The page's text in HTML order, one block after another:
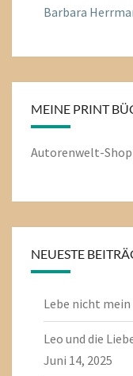
Barbara
MEINE PRINT
Autorenwelt-Shop
NEUESTE
Lebe nicht mein
Leo und die
Juni 14, 2025